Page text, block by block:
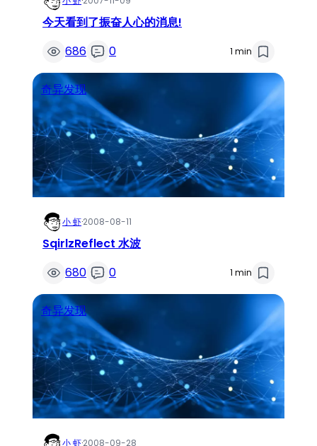
今天看到了振奋人心的消息!
686
0 1 min
奇异发现
小 虾·2008-08-11
SqirlzReflect 水波
680
0 1 min
奇异发现
小 虾·2008-09-28